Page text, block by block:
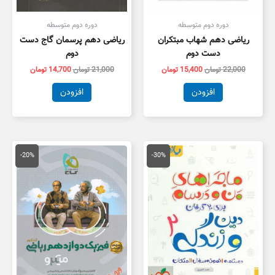
دوره دوم متوسطه
ریاضی دهم شهاب مبتکران
دست دوم
22,000تومان15,400 تومان
افزودن
دوره دوم متوسطه
ریاضی دهم پرسمان گاج دست
دوم
21,000تومان14,700 تومان
افزودن
-30%
قیمت
اصلی
20,000 تومان
بود.
قیمت
فعلی
-20%
قیمت
اصلی
139,000 تومان
بود.
قیمت
فعلی